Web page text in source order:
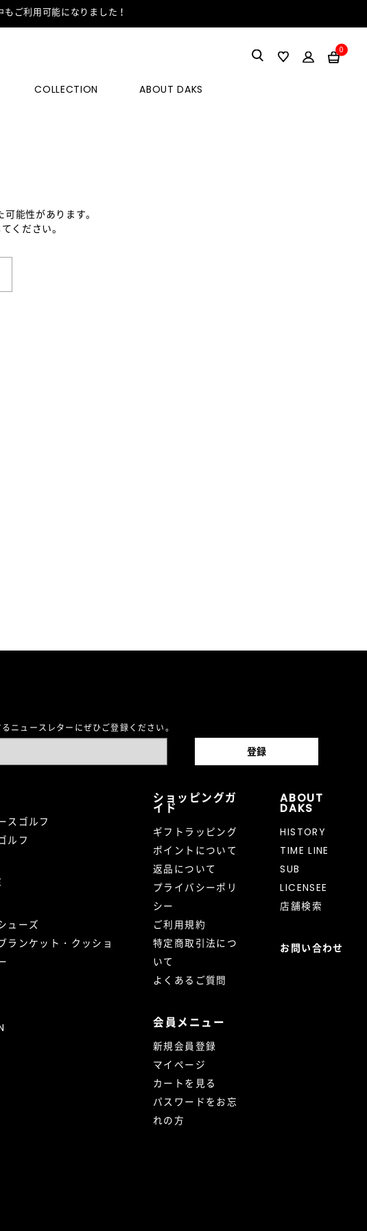
ご利用可能になりました！
0
COLLECTION ABOUT DAKS
能性があります。
ください。
ニュースレターにぜひご登録ください。
スゴルフ
ルフ
ューズ
ランケット・クッショ
ショッピングガ
イド
ギフトラッピング
ポイントについて
返品について
プライバシーポリ
シー
ご利用規約
特定商取引法につ
いて
よくあるご質問
会員メニュー
新規会員登録
マイページ
カートを見る
パスワードをお忘
れの方
ABOUT
DAKS
HISTORY
TIME LINE
SUB
LICENSEE
店舗検索
お問い合わせ